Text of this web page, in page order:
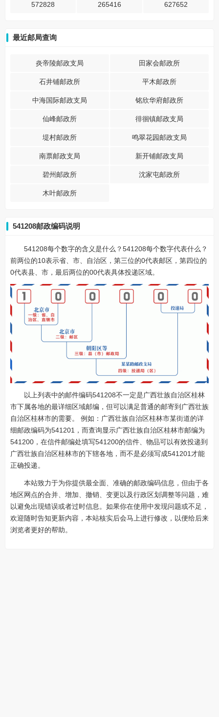
572828 265416 627652
最近邮局查询
炎帝陵邮政支局 田家会邮政所
石井铺邮政所 平木邮政所
中海国际邮政支局 铭欣华府邮政所
仙峰邮政所 徘徊镇邮政支局
堤村邮政所 鸣翠花园邮政支局
南票邮政支局 新开铺邮政支局
碧州邮政所 沈家屯邮政所
木叶邮政所
541208邮政编码说明
541208每个数字的含义是什么？541208每个数字代表什么？
前两位的10表示省、市、自治区，第三位的0代表邮区，第四位的
0代表县、市，最后两位的00代表具体投递区域。
以上列表中的邮件编码541208不一定是广西壮族自治区桂林
市下属各地的最详细区域邮编，但可以满足普通的邮寄到广西壮族
自治区桂林市的需要。 例如：广西壮族自治区桂林市某街道的详
细邮政编码为541201，而查询显示广西壮族自治区桂林市邮编为
541200，在信件邮编处填写541200的信件、物品可以有效投递到
广西壮族自治区桂林市的下辖各地，而不是必须写成541201才能
正确投递。
本站致力于为你提供最全面、准确的邮政编码信息，但由于各
地区网点的合并、增加、撤销、变更以及行政区划调整等问题，难
以避免出现错误或者过时信息。如果你在使用中发现问题或不足，
欢迎随时告知更新内容，本站核实后会马上进行修改，以便给后来
浏览者更好的帮助。